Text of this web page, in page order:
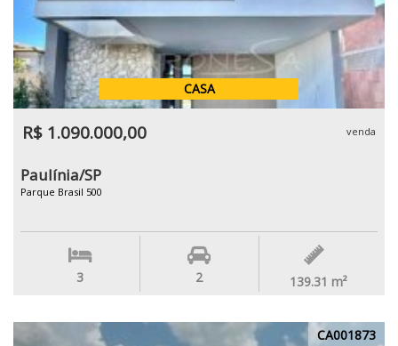
CASA
R$ 1.090.000,00 venda
Paulínia/SP
Parque Brasil 500
3 2 139.31 m²
CA001873